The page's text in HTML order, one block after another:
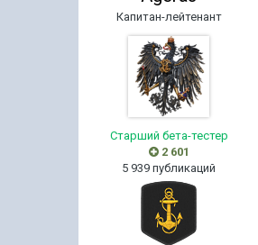
Капитан-лейтенант
Старший бета-тестер
2 601
5 939 публикаций